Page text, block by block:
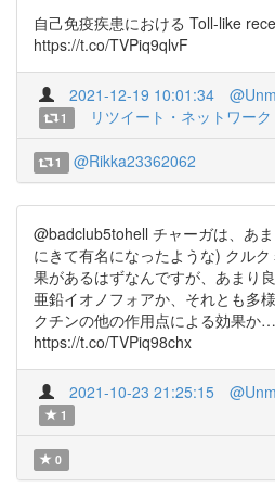
自己免疫疾患における Toll-like
https://t.co/TVPiq9qlvF
2021-12-19 10:01:34
1 リツイート・ネットワー
1 @Rikka23362062
@badclub5tohell チャーガは、あ
にきて有名になったような) クル
果があるはずなんですが、あまり
亜鉛イオノフォアか、それとも多
クチンの他の作用点による効果か…
https://t.co/TVPiq98chx
2021-10-23 21:25:15
1
0